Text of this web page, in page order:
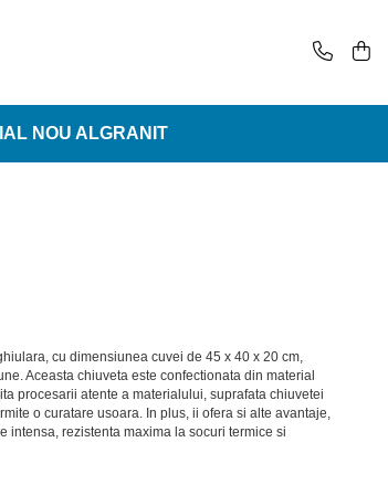
NOU ALGRANIT
cu dimensiunea cuvei de 45 x 40 x 20 cm,
Aceasta chiuveta este confectionata din material
procesarii atente a materialului, suprafata chiuvetei
o curatare usoara. In plus, ii ofera si alte avantaje,
intensa, rezistenta maxima la socuri termice si